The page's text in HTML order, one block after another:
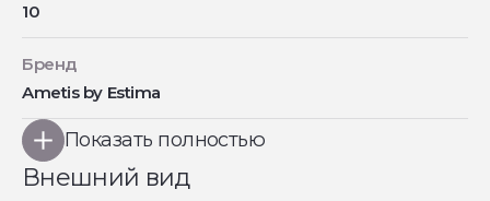
10
Бренд
Ametis by Estima
Показать полностью
Внешний вид